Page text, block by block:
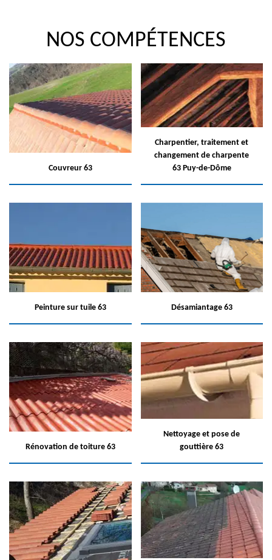
NOS COMPÉTENCES
Couvreur 63
Charpentier, traitement et
changement de charpente
63 Puy-de-Dôme
Peinture sur tuile 63 Désamiantage 63
Rénovation de toiture 63
Nettoyage et pose de
gouttière 63